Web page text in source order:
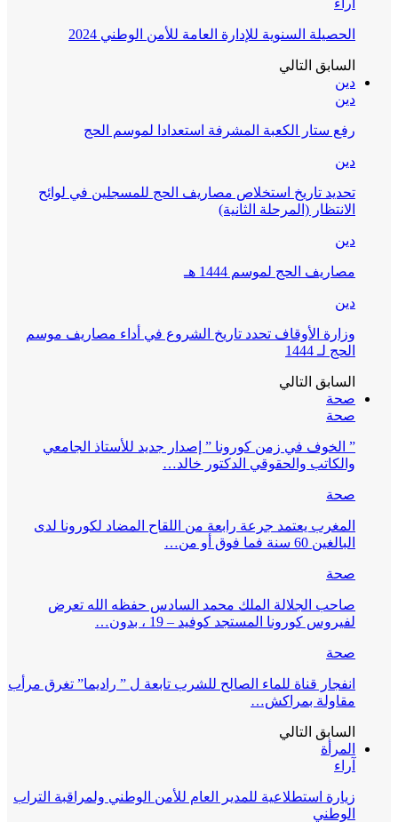
آراء
الحصيلة السنوية للإدارة العامة للأمن الوطني 2024
السابق التالي
دين
دين
رفع ستار الكعبة المشرفة استعدادا لموسم الحج
دين
تحديد تاريخ استخلاص مصاريف الحج للمسجلين في لوائح
الانتظار (المرحلة الثانية)
دين
مصاريف الحج لموسم 1444 هـ
دين
وزارة الأوقاف تحدد تاريخ الشروع في أداء مصاريف موسم
الحج لـ 1444
السابق التالي
صحة
صحة
” الخوف في زمن كورونا ” إصدار جديد للأستاذ الجامعي
والكاتب والحقوقي الدكتور خالد…
صحة
المغرب يعتمد جرعة رابعة من اللقاح المضاد لكورونا لدى
البالغين 60 سنة فما فوق أو من…
صحة
صاحب الجلالة الملك محمد السادس حفظه الله تعرض
لفيروس كورونا المستجد كوفيد – 19 ، بدون…
صحة
انفجار قناة للماء الصالح للشرب تابعة ل ” راديما” تغرق مرأب
مقاولة بمراكش…
السابق التالي
المرأة
آراء
زيارة استطلاعية للمدير العام للأمن الوطني ولمراقبة التراب
الوطني